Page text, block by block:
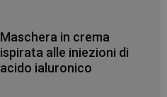
Maschera in crema
ispirata alle iniezioni di
acido ialuronico